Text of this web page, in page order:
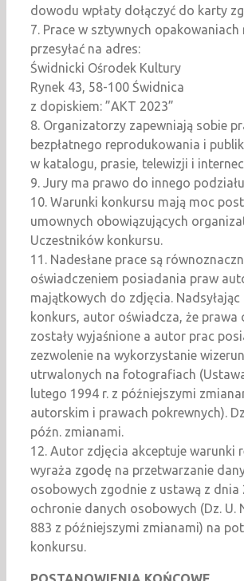
dowodu wpłaty dołączyć do karty
7. Prace w sztywnych opakowaniach
przesyłać na adres:
Świdnicki Ośrodek Kultury
Rynek 43, 58-100 Świdnica
z dopiskiem: ”AKT 2023”
8. Organizatorzy zapewniają sobie
bezpłatnego reprodukowania i
w katalogu, prasie, telewizji i
9. Jury ma prawo do innego
10. Warunki konkursu mają moc
umownych obowiązujących
Uczestników konkursu.
11. Nadesłane prace są
oświadczeniem posiadania praw
majątkowych do zdjęcia. Nadsyłając
konkurs, autor oświadcza, że prawa
zostały wyjaśnione a autor prac
zezwolenie na wykorzystanie
utrwalonych na fotografiach
lutego 1994 r. z późniejszymi
autorskim i prawach pokrewnych).
późn. zmianami.
12. Autor zdjęcia akceptuje warunki
wyraża zgodę na przetwarzanie
osobowych zgodnie z ustawą z dnia
ochronie danych osobowych (Dz. U.
883 z późniejszymi zmianami) na
konkursu.